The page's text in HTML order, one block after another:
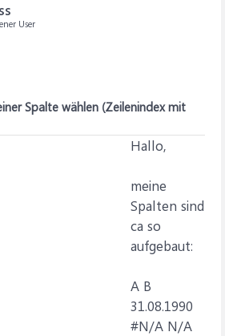
User
Spalte wählen (Zeilenindex mit
Hallo,
meine
Spalten sind
ca so
aufgebaut:
A B
31.08.1990
#N/A N/A